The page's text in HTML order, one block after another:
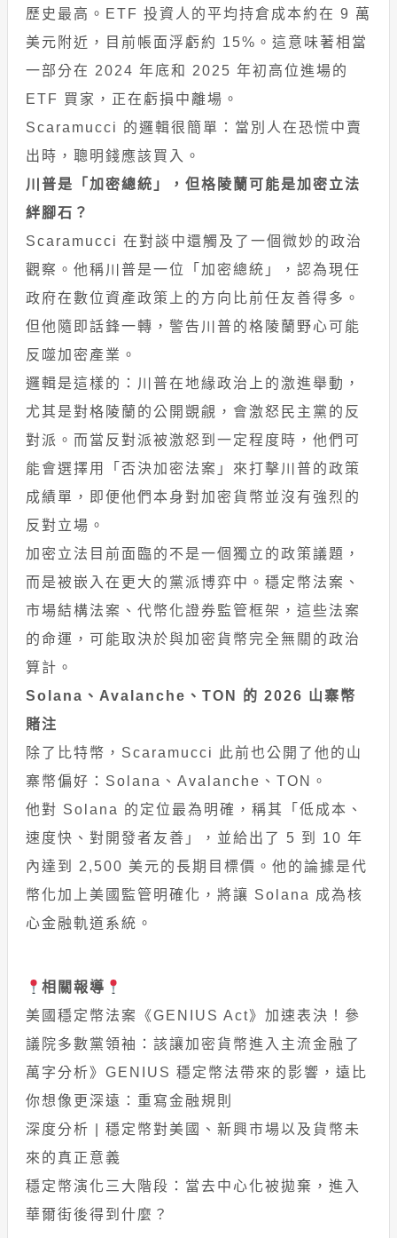
歷史最高。ETF 投資人的平均持倉成本約在 9 萬
美元附近，目前帳面浮虧約 15%。這意味著相當
一部分在 2024 年底和 2025 年初高位進場的
ETF 買家，正在虧損中離場。
Scaramucci 的邏輯很簡單：當別人在恐慌中賣
出時，聰明錢應該買入。
川普是「加密總統」，但格陵蘭可能是加密立法
絆腳石？
Scaramucci 在對談中還觸及了一個微妙的政治
觀察。他稱川普是一位「加密總統」，認為現任
政府在數位資產政策上的方向比前任友善得多。
但他隨即話鋒一轉，警告川普的格陵蘭野心可能
反噬加密產業。
邏輯是這樣的：川普在地緣政治上的激進舉動，
尤其是對格陵蘭的公開覬覦，會激怒民主黨的反
對派。而當反對派被激怒到一定程度時，他們可
能會選擇用「否決加密法案」來打擊川普的政策
成績單，即便他們本身對加密貨幣並沒有強烈的
反對立場。
加密立法目前面臨的不是一個獨立的政策議題，
而是被嵌入在更大的黨派博弈中。穩定幣法案、
市場結構法案、代幣化證券監管框架，這些法案
的命運，可能取決於與加密貨幣完全無關的政治
算計。
Solana、Avalanche、TON 的 2026 山寨幣
賭注
除了比特幣，Scaramucci 此前也公開了他的山
寨幣偏好：Solana、Avalanche、TON。
他對 Solana 的定位最為明確，稱其「低成本、
速度快、對開發者友善」，並給出了 5 到 10 年
內達到 2,500 美元的長期目標價。他的論據是代
幣化加上美國監管明確化，將讓 Solana 成為核
心金融軌道系統。
相關報導
美國穩定幣法案《GENIUS Act》加速表決！參
議院多數黨領袖：該讓加密貨幣進入主流金融了
萬字分析》GENIUS 穩定幣法帶來的影響，遠比
你想像更深遠：重寫金融規則
深度分析 | 穩定幣對美國、新興市場以及貨幣未
來的真正意義
穩定幣演化三大階段：當去中心化被拋棄，進入
華爾街後得到什麼？